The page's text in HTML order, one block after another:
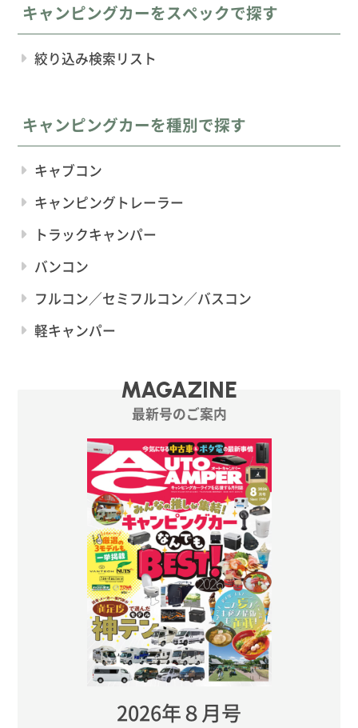
キャンピングカーをスペックで探す
絞り込み検索リスト
キャンピングカーを種別で探す
キャブコン
キャンピングトレーラー
トラックキャンパー
バンコン
フルコン／セミフルコン／バスコン
軽キャンパー
MAGAZINE
最新号のご案内
2026年８月号